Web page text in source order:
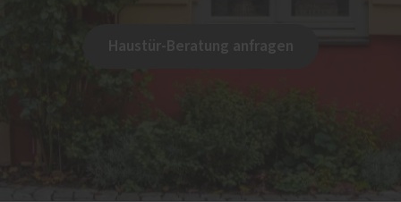
Haustür-Beratung anfragen